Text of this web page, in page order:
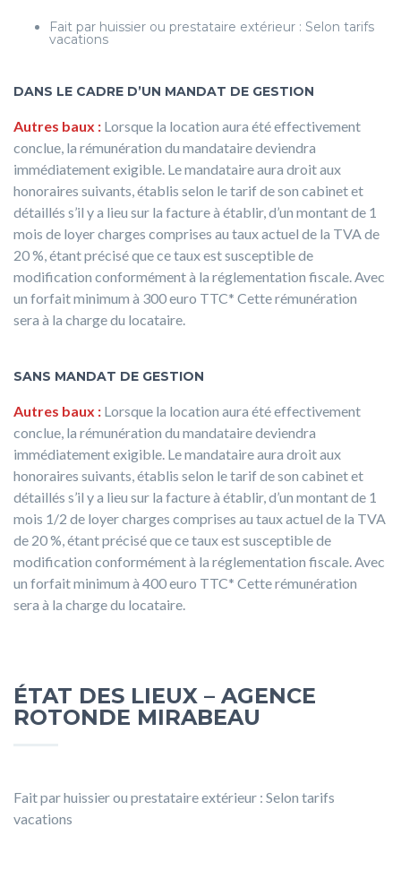
Fait par huissier ou prestataire extérieur : Selon tarifs
vacations
DANS LE CADRE D’UN MANDAT DE GESTION
Autres baux : Lorsque la location aura été effectivement
conclue, la rémunération du mandataire deviendra
immédiatement exigible. Le mandataire aura droit aux
honoraires suivants, établis selon le tarif de son cabinet et
détaillés s’il y a lieu sur la facture à établir, d’un montant de 1
mois de loyer charges comprises au taux actuel de la TVA de
20 %, étant précisé que ce taux est susceptible de
modification conformément à la réglementation fiscale. Avec
un forfait minimum à 300 euro TTC* Cette rémunération
sera à la charge du locataire.
SANS MANDAT DE GESTION
Autres baux : Lorsque la location aura été effectivement
conclue, la rémunération du mandataire deviendra
immédiatement exigible. Le mandataire aura droit aux
honoraires suivants, établis selon le tarif de son cabinet et
détaillés s’il y a lieu sur la facture à établir, d’un montant de 1
mois 1/2 de loyer charges comprises au taux actuel de la TVA
de 20 %, étant précisé que ce taux est susceptible de
modification conformément à la réglementation fiscale. Avec
un forfait minimum à 400 euro TTC* Cette rémunération
sera à la charge du locataire.
ÉTAT DES LIEUX – AGENCE
ROTONDE MIRABEAU
Fait par huissier ou prestataire extérieur : Selon tarifs
vacations